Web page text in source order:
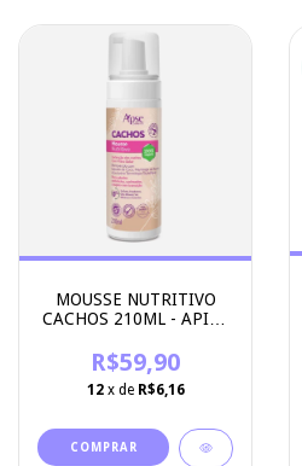
MOUSSE NUTRITIVO
CACHOS 210ML - APICE
R$59,90
12 x de R$6,16